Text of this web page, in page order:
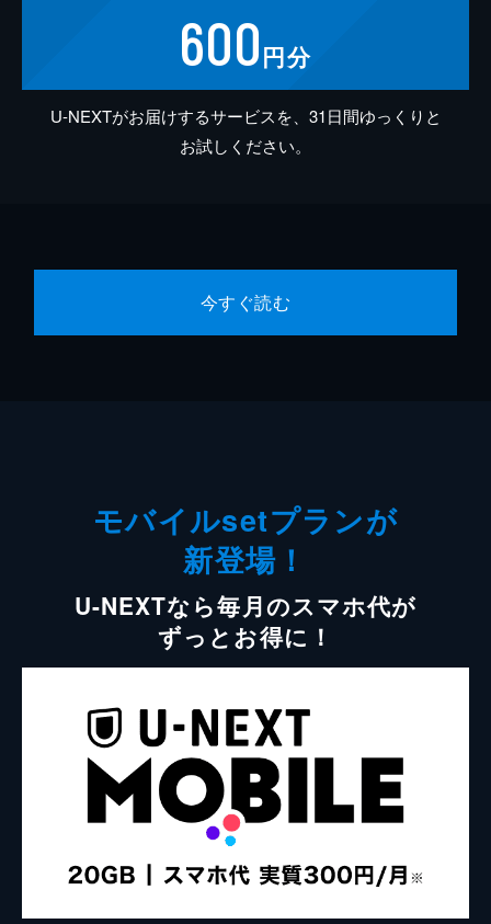
600円分
U-NEXTがお届けするサービスを、31日間ゆっくりと
お試しください。
今すぐ読む
モバイルsetプランが
新登場！
U-NEXTなら毎月のスマホ代が
ずっとお得に！